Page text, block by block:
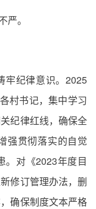
。
牢纪律意识。2025
村书记，集中学习
纪律红线，确保全
强贯彻落实的自觉
。对《2023年度目
修订管理办法，删
确保制度文本严格